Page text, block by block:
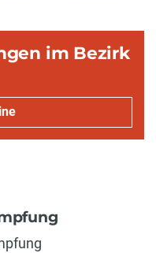
im Bezirk